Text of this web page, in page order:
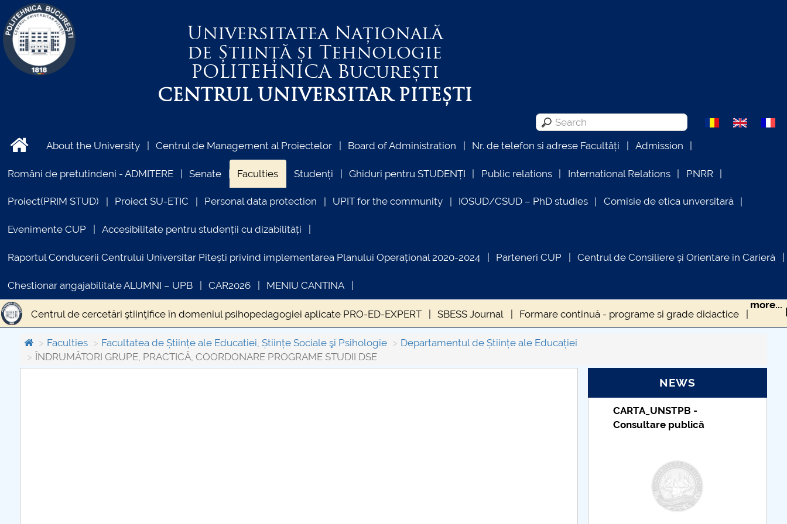
Universitatea Națională
de Știință și Tehnologie
POLITEHNICABucurești
CENTRUL UNIVERSITAR PITEȘTI
About the University Centrul de Management al Proiectelor Board of Administration Nr. de telefon si adrese Facultăți Admission
Români de pretutindeni - ADMITERE Senate Faculties Studenți Ghiduri pentru STUDENȚI Public relations International Relations PNRR
Proiect(PRIM STUD) Proiect SU-ETIC Personal data protection UPIT for the community IOSUD/CSUD – PhD studies Comisie de etica unversitară
Evenimente CUP Accesibilitate pentru studenții cu dizabilități
Raportul Conducerii Centrului Universitar Pitești privind implementarea Planului Operațional 2020-2024 Parteneri CUP Centrul de Consiliere și Orientare în Carieră
Chestionar angajabilitate ALUMNI – UPB CAR2026 MENIU CANTINA
Centrul de cercetări ştiinţifice în domeniul psihopedagogiei aplicate PRO-ED-EXPERT SBESS Journal Formare continuă - programe si grade didactice
Proiect PISA Finalizare studii Personal didactic ROMANIAN LANGUAGE PREPARATORY YEAR Programe de master DSE
Conversie Pedagogia învățământului primar și preșcolar Anunturi Programe de licență DSE Cercetare
Anunțuri pentru studenți
more...
Faculties Facultatea de Științe ale Educatiei, Științe Sociale şi Psihologie
Departamentul de Științe ale Educației
ÎNDRUMĂTORI GRUPE, PRACTICĂ, COORDONARE PROGRAME STUDII DSE
NEWS
Taxe de școlarizare
indexate – Centrul